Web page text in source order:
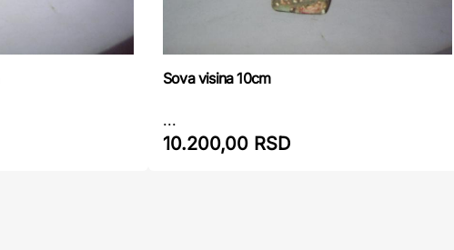
Sova visina 10cm
...
10.200,00 RSD